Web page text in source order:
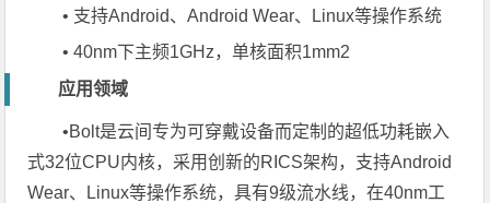
• 支持Android、Android Wear、Linux等操作系统
• 40nm下主频1GHz，单核面积1mm2
应用领域
•Bolt是云间专为可穿戴设备而定制的超低功耗嵌入
式32位CPU内核，采用创新的RICS架构，支持Android
Wear、Linux等操作系统，具有9级流水线，在40nm工